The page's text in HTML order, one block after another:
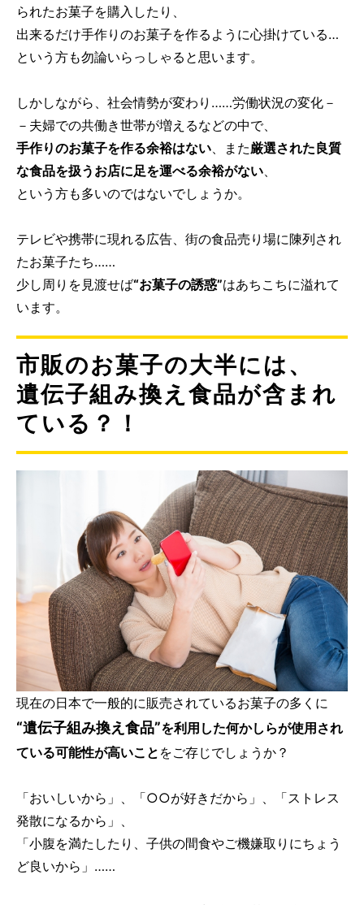
られたお菓子を購入したり、
出来るだけ手作りのお菓子を作るように心掛けている…
という方も勿論いらっしゃると思います。
しかしながら、社会情勢が変わり……労働状況の変化－
－夫婦での共働き世帯が増えるなどの中で、
手作りのお菓子を作る余裕はない、また厳選された良質
な食品を扱うお店に足を運べる余裕がない、
という方も多いのではないでしょうか。
テレビや携帯に現れる広告、街の食品売り場に陳列され
たお菓子たち……
少し周りを見渡せば“お菓子の誘惑”はあちこちに溢れて
います。
市販のお菓子の大半には、
遺伝子組み換え食品が含まれ
ている？！
現在の日本で一般的に販売されているお菓子の多くに
“遺伝子組み換え食品”を利用した何かしらが使用され
ている可能性が高いこと をご存じでしょうか？
「おいしいから」、「○○が好きだから」、「ストレス
発散になるから」、
「小腹を満たしたり、子供の間食やご機嫌取りにちょう
ど良いから」……